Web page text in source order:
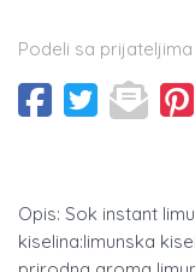
Podeli sa prijateljima
Opis: Sok instant
kiselina:limunska